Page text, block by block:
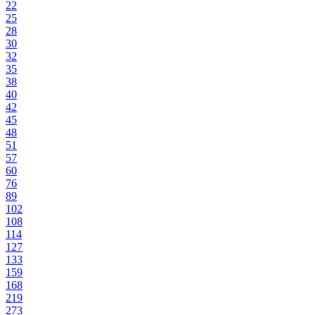
22
25
28
30
32
35
38
40
42
45
48
51
57
60
76
89
102
108
114
127
133
159
168
219
273